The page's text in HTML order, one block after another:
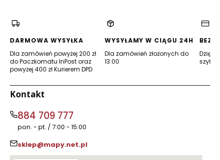
DARMOWA WYSYŁKA
Dla zamówień powyżej 200 zł
do Paczkomatu InPost oraz
powyżej 400 zł Kurierem DPD
WYSYŁAMY W CIĄGU 24H
Dla zamówień złożonych do
13:00
Dzięki
Kontakt
884 709 777
pon. - pt. / 7:00 - 15:00
sklep@mapy.net.pl